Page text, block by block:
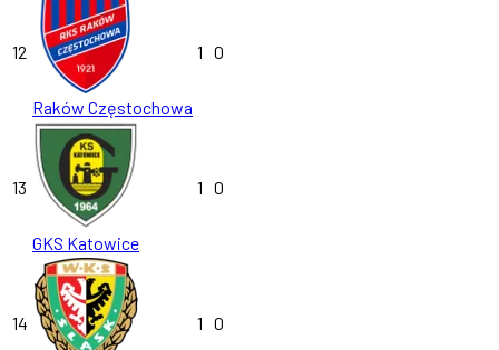
12
Raków Częstochowa
1 0
13
GKS Katowice
1 0
14 1 0